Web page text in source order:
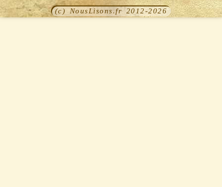
(c) NousLisons.fr 2012-2026